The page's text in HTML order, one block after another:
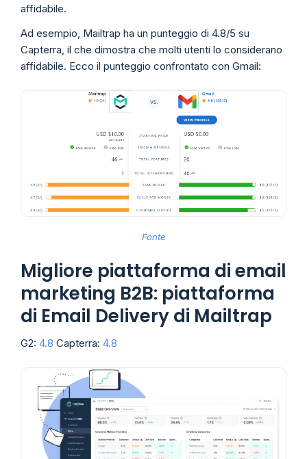
affidabile.
Ad esempio, Mailtrap ha un punteggio di 4.8/5 su
Capterra, il che dimostra che molti utenti lo considerano
affidabile. Ecco il punteggio confrontato con Gmail:
Fonte
Migliore piattaforma di email
marketing B2B: piattaforma
di Email Delivery di Mailtrap
G2: 4.8 Capterra: 4.8